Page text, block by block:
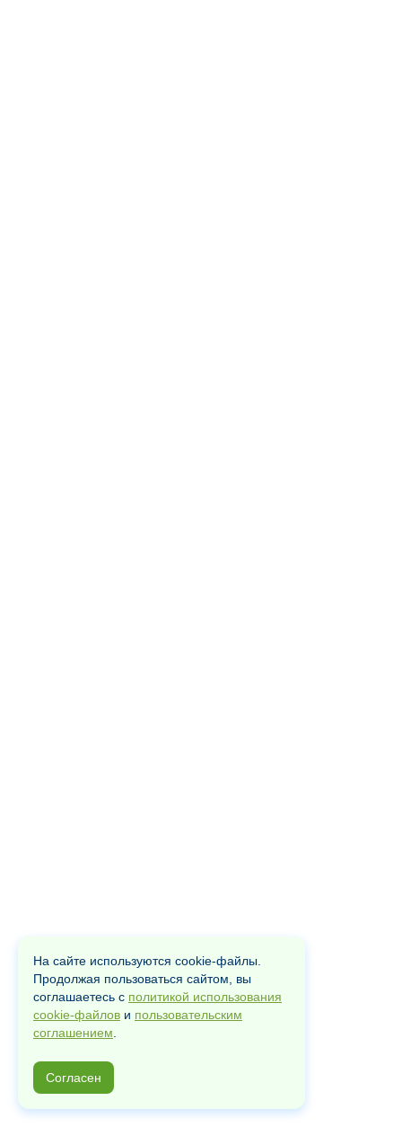
На сайте используются cookie-файлы.
Продолжая пользоваться сайтом, вы
соглашаетесь с политикой использования
cookie-файлов и пользовательским
соглашением
Согласен